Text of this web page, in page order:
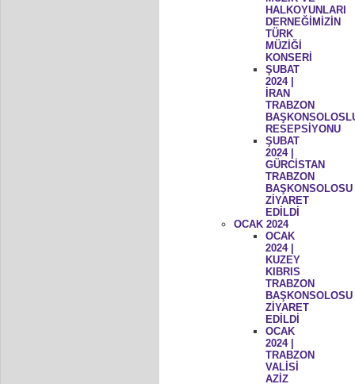
HALKOYUNLARI
DERNEĞİMİZİN
TÜRK
MÜZİĞİ
KONSERİ
ŞUBAT
2024 |
İRAN
TRABZON
RESEPSİYONU
ŞUBAT
2024 |
GÜRCİSTAN
TRABZON
BAŞKONSOLOSU
ZİYARET
EDİLDİ
OCAK 2024
OCAK
2024 |
KUZEY
KIBRIS
TRABZON
BAŞKONSOLOSU
ZİYARET
EDİLDİ
OCAK
2024 |
TRABZON
VALİSİ
AZİZ